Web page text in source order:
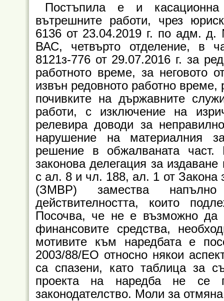
Постъпила е и
вътрешните работи, чрез
6136 от 23.04.2019 г. по адм.
ВАС, четвърто отделение, в
8121з-776 от 29.07.2016 г. за
работното време, за неговото
извън редовното работно
почивките на държавните
работи, с изключение на
релевира доводи за
нарушение на материалния
решение в обжалваната част.
законова делегация за
с ал. 8 и чл. 188, ал. 1 от Закона
(ЗМВР) замества
действителността, които
Посочва, че не е възможно да
финансовите средства,
мотивите към наредбата е
2003/88/ЕО относно някои
са спазени, като таблица за
проекта на наредба не се
законодателство. Моли за